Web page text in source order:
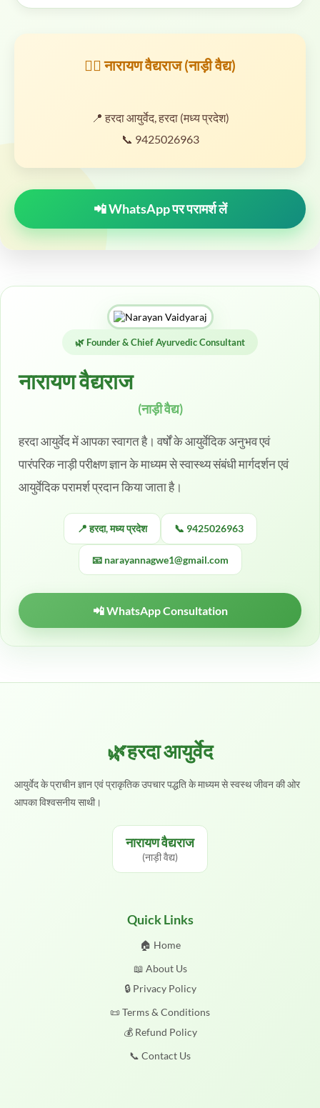
👨‍⚕️ नारायण वैद्यराज (नाड़ी वैद्य)
📍 हरदा आयुर्वेद, हरदा (मध्य प्रदेश)
📞 9425026963
📲 WhatsApp पर परामर्श लें
🌿 Founder & Chief Ayurvedic Consultant
नारायण वैद्यराज
(नाड़ी वैद्य)
हरदा आयुर्वेद में आपका स्वागत है। वर्षों के आयुर्वेदिक अनुभव एवं
पारंपरिक नाड़ी परीक्षण ज्ञान के माध्यम से स्वास्थ्य संबंधी मार्गदर्शन एवं
आयुर्वेदिक परामर्श प्रदान किया जाता है।
📍 हरदा, मध्य प्रदेश 📞 9425026963
📧 narayannagwe1@gmail.com
📲 WhatsApp Consultation
🌿हरदा आयुर्वेद
आयुर्वेद के प्राचीन ज्ञान एवं प्राकृतिक उपचार पद्धति के माध्यम से स्वस्थ जीवन की ओर
आपका विश्वसनीय साथी।
नारायण वैद्यराज
(नाड़ी वैद्य)
Quick Links
🏠 Home
📖 About Us
🔒 Privacy Policy
📜 Terms & Conditions
💰 Refund Policy
📞 Contact Us